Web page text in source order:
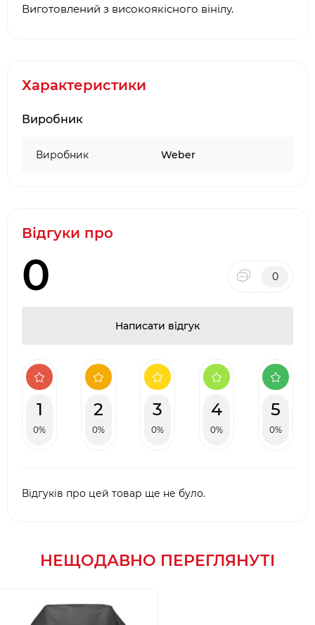
Виготовлений з високоякісного вінілу.
Характеристики
Виробник
Виробник Weber
Відгуки про
0 0
Написати відгук
1
0%
2
0%
3
0%
4
0%
5
0%
Відгуків про цей товар ще не було.
НЕЩОДАВНО ПЕРЕГЛЯНУТІ